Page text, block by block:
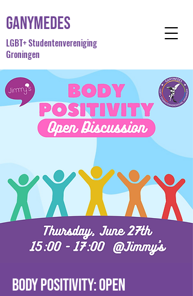
Ganymedes
LGBT+ Studentenvereniging
Groningen
Body Positivity: Open